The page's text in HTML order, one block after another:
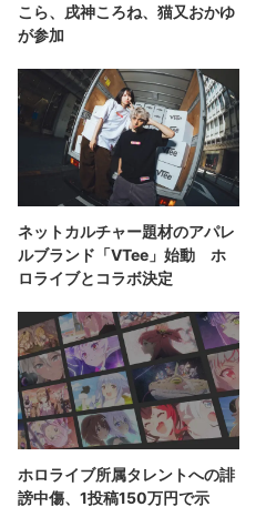
こら、戌神ころね、猫又おかゆ
が参加
ネットカルチャー題材のアパレ
ルブランド「VTee」始動 ホ
ロライブとコラボ決定
ホロライブ所属タレントへの誹
謗中傷、1投稿150万円で示